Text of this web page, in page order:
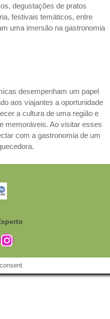
degustações de pratos
festivais temáticos, entre
uma imersão na gastronomia
desempenham um papel
aos viajantes a oportunidade
a cultura de uma região e
memoráveis. Ao visitar esses
com a gastronomia de um